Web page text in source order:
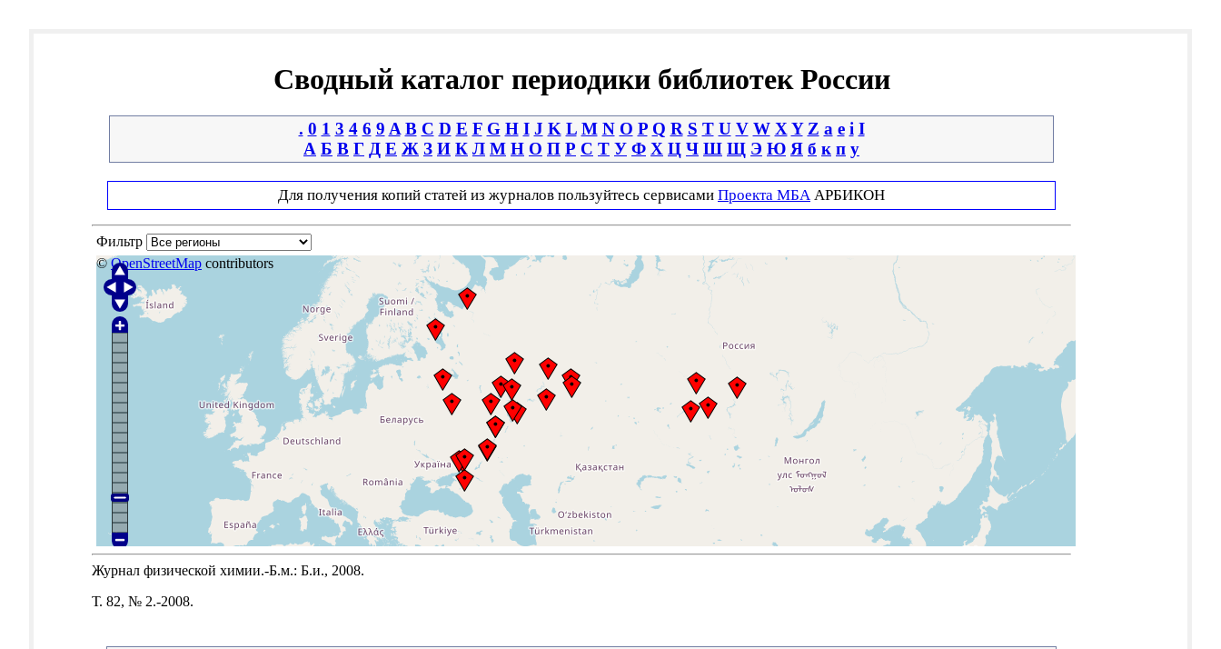
Сводный каталог периодики библиотек России
. 0 1 3 4 6 9 A B C D E F G H I J K L M N O P Q R S T U V W X Y Z a e i І
А Б В Г Д Е Ж З И К Л М Н О П Р С Т У Ф Х Ц Ч Ш Щ Э Ю Я б к п у
Для получения копий статей из журналов пользуйтесь сервисами Проекта МБА АРБИКОН
Фильтр
©OpenStreetMap contributors
Журнал физической химии.-Б.м.: Б.и., 2008.
Т. 82, № 2.-2008.